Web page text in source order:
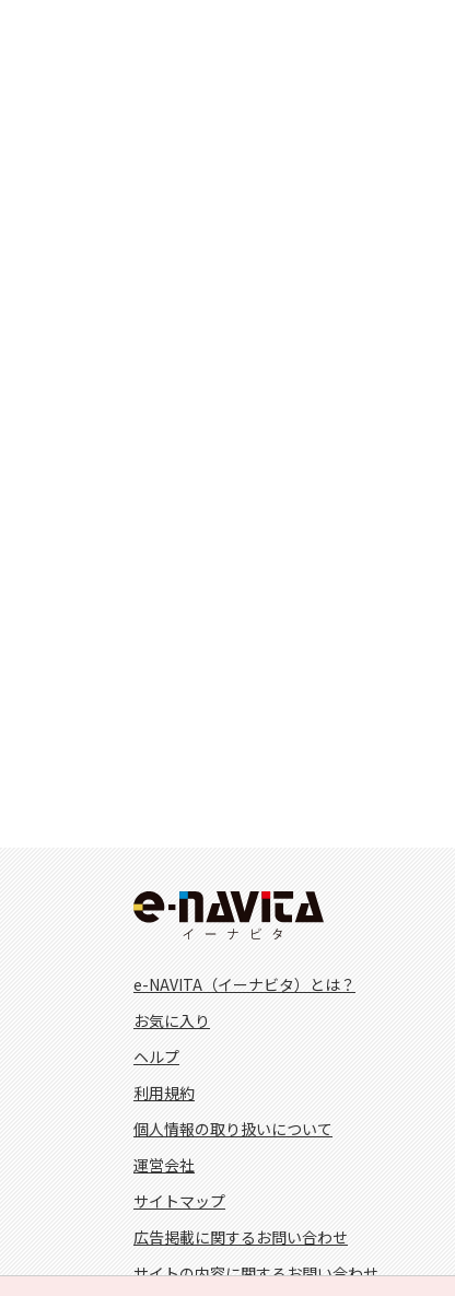
e-NAVITA（イーナビタ）とは？
お気に入り
ヘルプ
利用規約
個人情報の取り扱いについて
運営会社
サイトマップ
広告掲載に関するお問い合わせ
サイトの内容に関するお問い合わせ